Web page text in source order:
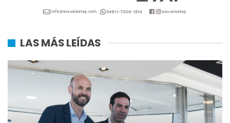
LAS MÁS LEÍDAS